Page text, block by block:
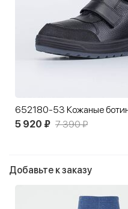
5 920 ₽ 7 390 ₽
Добавьте к заказу